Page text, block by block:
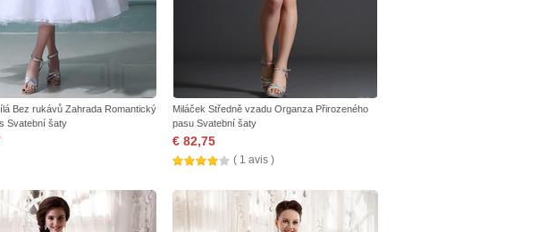
Bez rukávů Zahrada Romantický
Svatební šaty
Miláček Středně vzadu Organza Přirozeného
pasu Svatební šaty
€ 82,75
( 1 avis )